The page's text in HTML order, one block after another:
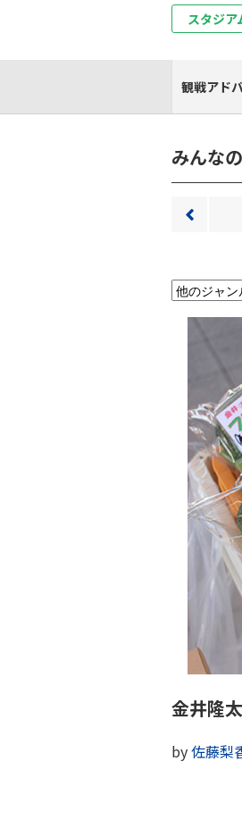
スタジア
観戦アド
みんな
金井隆
by佐藤梨